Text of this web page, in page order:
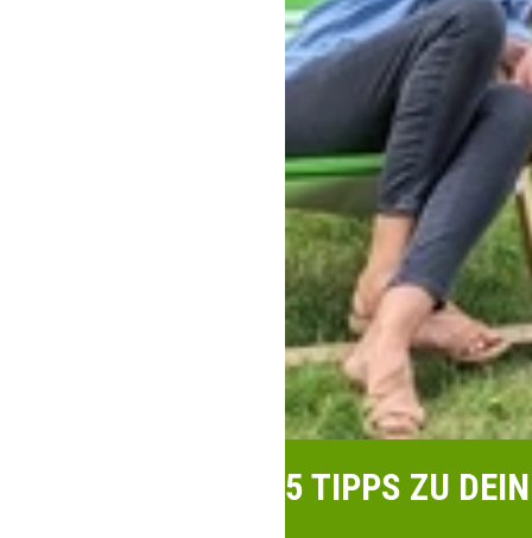
5 TIPPS ZU